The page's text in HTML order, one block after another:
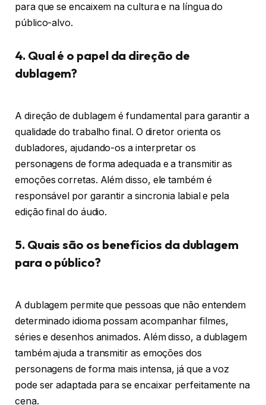
para que se encaixem na cultura e na língua do
público-alvo.
4. Qual é o papel da direção de
dublagem?
A direção de dublagem é fundamental para garantir a
qualidade do trabalho final. O diretor orienta os
dubladores, ajudando-os a interpretar os
personagens de forma adequada e a transmitir as
emoções corretas. Além disso, ele também é
responsável por garantir a sincronia labial e pela
edição final do áudio.
5. Quais são os benefícios da dublagem
para o público?
A dublagem permite que pessoas que não entendem
determinado idioma possam acompanhar filmes,
séries e desenhos animados. Além disso, a dublagem
também ajuda a transmitir as emoções dos
personagens de forma mais intensa, já que a voz
pode ser adaptada para se encaixar perfeitamente na
cena.